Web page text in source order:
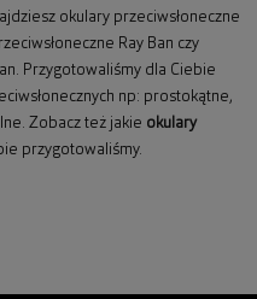
okulary przeciwsłoneczne
Ray Ban czy
. Przygotowaliśmy dla Ciebie
np: prostokątne,
Zobacz też jakie okulary
przygotowaliśmy.